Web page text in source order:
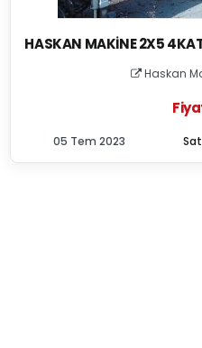
HASKAN MAKINE 2X5
Haskan
05 Tem 2023